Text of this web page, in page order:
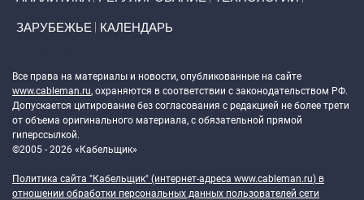
ЗАРУБЕЖЬЕ КАЛЕНДАРЬ
Все права на материалы и новости, опубликованные на сайте
www.cableman.ru, охраняются в соответствии с законодательством РФ.
Допускается цитирование без согласования с редакцией не более трети
от объема оригинального материала, с обязательной прямой
гиперссылкой.
©2005 - 2026 «Кабельщик»
Политика сайта "Кабельщик" (интернет-адреса www.cableman.ru) в
отношении обработки персональных данных пользователей сети